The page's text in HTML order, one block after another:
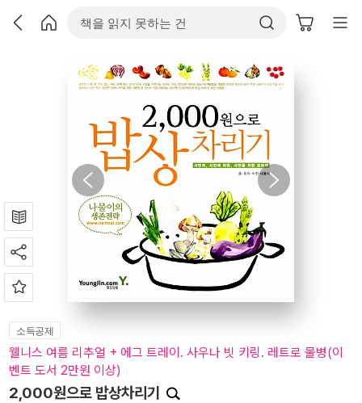
소득공제
웰니스 여름 리추얼 + 에그 트레이. 사우나 빗 키링. 레트로 물병(이
벤트 도서 2만원 이상)
2,000원으로 밥상차리기